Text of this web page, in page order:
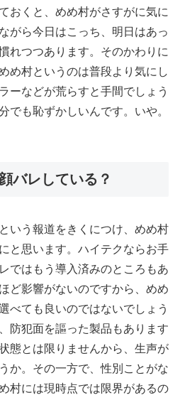
おくと、めめ村がさすがに気に
がら今日はこっち、明日はあっ
れつつあります。そのかわりに
め村というのは普段より気にし
ーなどが荒らすと手間でしょう
でも恥ずかしいんです。いや。
バレしている？
いう報道をきくにつけ、めめ村
と思います。ハイテクならお手
ではもう導入済みのところもあ
ど影響がないのですから、めめ
べても良いのではないでしょう
防犯面を謳った製品もあります
態とは限りませんから、生声が
か。その一方で、性別ことがな
村には現時点では限界があるの